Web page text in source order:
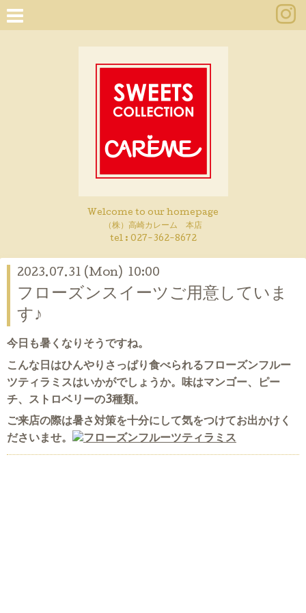
Welcome to our homepage
（株）高崎カレーム 本店
tel : 027-362-8672
2023.07.31 (Mon) 10:00
フローズンスイーツご用意していま
す♪
今日も暑くなりそうですね。
こんな日はひんやりさっぱり食べられるフローズンフルー
ツティラミスはいかがでしょうか。味はマンゴー、ピー
チ、ストロベリーの3種類。
ご来店の際は暑さ対策を十分にして気をつけてお出かけく
ださいませ。